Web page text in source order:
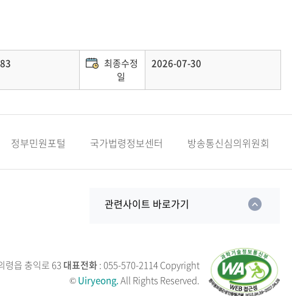
최종수정
일
2026-07-30
정부민원포털 국가법령정보센터 방송통신심의위원회
관련사이트 바로가기
령읍 충익로 63 대표전화: 055-570-2114Copyright
©Uiryeong.All Rights Reserved.